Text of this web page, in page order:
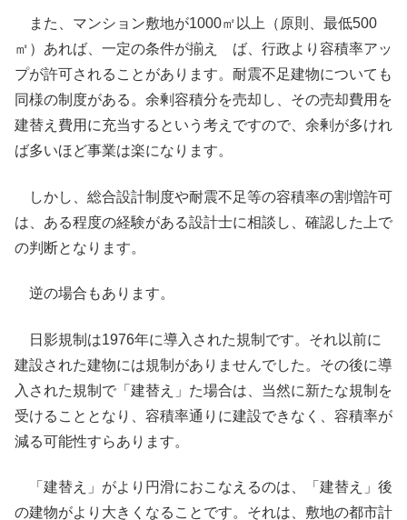
また、マンション敷地が1000㎡以上（原則、最低500
㎡）あれば、一定の条件が揃え ば、行政より容積率アッ
プが許可されることがあります。耐震不足建物についても
同様の制度がある。余剰容積分を売却し、その売却費用を
建替え費用に充当するという考えですので、余剰が多けれ
ば多いほど事業は楽になります。
しかし、総合設計制度や耐震不足等の容積率の割増許可
は、ある程度の経験がある設計士に相談し、確認した上で
の判断となります。
逆の場合もあります。
日影規制は1976年に導入された規制です。それ以前に
建設された建物には規制がありませんでした。その後に導
入された規制で「建替え」た場合は、当然に新たな規制を
受けることとなり、容積率通りに建設できなく、容積率が
減る可能性すらあります。
「建替え」がより円滑におこなえるのは、「建替え」後
の建物がより大きくなることです。それは、敷地の都市計